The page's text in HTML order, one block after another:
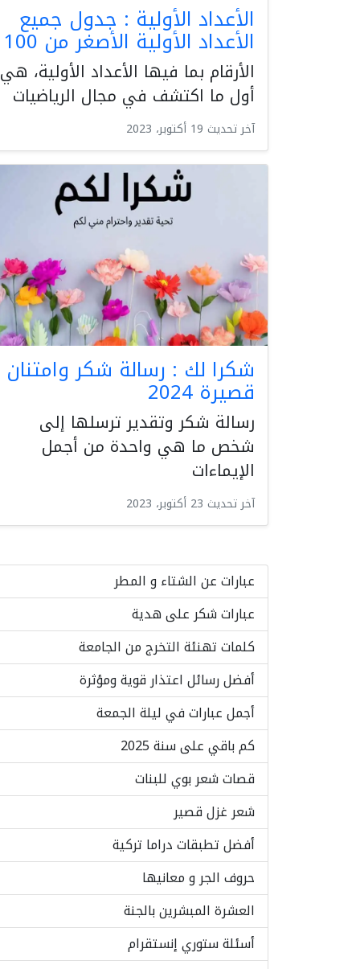
الأعداد الأولية : جدول جميع
الأعداد الأولية الأصغر من 100
الأرقام بما فيها الأعداد الأولية، هي
أول ما اكتشف في مجال الرياضيات
آخر تحديث 19 أكتوبر، 2023
شكرا لك : رسالة شكر وامتنان
قصيرة 2024
رسالة شكر وتقدير ترسلها إلى
شخص ما هي واحدة من أجمل
الإيماءات
آخر تحديث 23 أكتوبر، 2023
عبارات عن الشتاء و المطر
عبارات شكر على هدية
كلمات تهنئة التخرج من الجامعة
أفضل رسائل اعتذار قوية ومؤثرة
أجمل عبارات في ليلة الجمعة
كم باقي على سنة 2025
قصات شعر بوي للبنات
شعر غزل قصير
أفضل تطبقات دراما تركية
حروف الجر و معانيها
العشرة المبشرين بالجنة
أسئلة ستوري إنستقرام